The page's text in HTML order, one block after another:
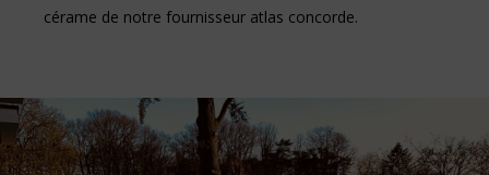
cérame de notre fournisseur atlas concorde.